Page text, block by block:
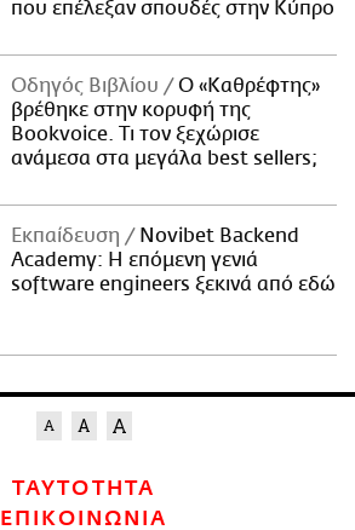
που επέλεξαν σπουδές στην Κύπρο
Οδηγός Βιβλίου
Ο «Καθρέφτης»
βρέθηκε στην κορυφή της
Bookvoice. Τι τον ξεχώρισε
ανάμεσα στα μεγάλα best sellers;
Εκπαίδευση
Novibet Backend
Academy: Η επόμενη γενιά
software engineers ξεκινά από εδώ
ΤΑΥΤΟΤΗΤΑ
ΕΠΙΚΟΙΝΩΝΙΑ